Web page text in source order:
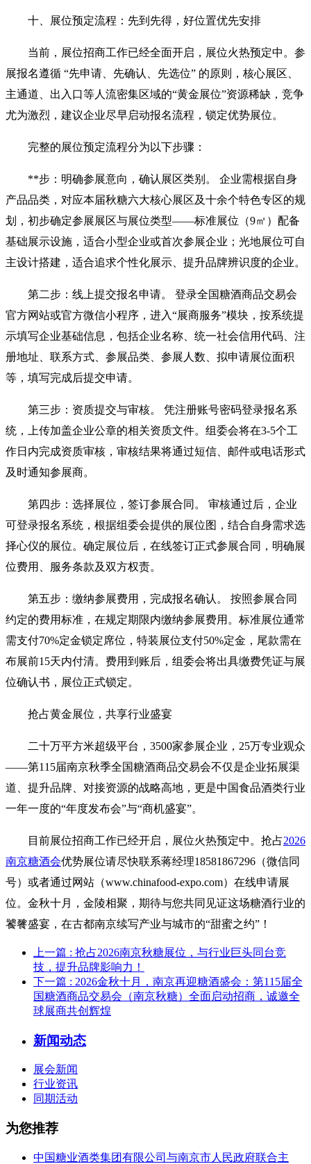
十、展位预定流程：先到先得，好位置优先安排
当前，展位招商工作已经全面开启，展位火热预定中。参
展报名遵循 “先申请、先确认、先选位” 的原则，核心展区、
主通道、出入口等人流密集区域的“黄金展位”资源稀缺，竞争
尤为激烈，建议企业尽早启动报名流程，锁定优势展位。
完整的展位预定流程分为以下步骤：
**步：明确参展意向，确认展区类别。 企业需根据自身
产品品类，对应本届秋糖六大核心展区及十余个特色专区的规
划，初步确定参展展区与展位类型——标准展位（9㎡）配备
基础展示设施，适合小型企业或首次参展企业；光地展位可自
主设计搭建，适合追求个性化展示、提升品牌辨识度的企业。
第二步：线上提交报名申请。 登录全国糖酒商品交易会
官方网站或官方微信小程序，进入“展商服务”模块，按系统提
示填写企业基础信息，包括企业名称、统一社会信用代码、注
册地址、联系方式、参展品类、参展人数、拟申请展位面积
等，填写完成后提交申请。
第三步：资质提交与审核。 凭注册账号密码登录报名系
统，上传加盖企业公章的相关资质文件。组委会将在3-5个工
作日内完成资质审核，审核结果将通过短信、邮件或电话形式
及时通知参展商。
第四步：选择展位，签订参展合同。 审核通过后，企业
可登录报名系统，根据组委会提供的展位图，结合自身需求选
择心仪的展位。确定展位后，在线签订正式参展合同，明确展
位费用、服务条款及双方权责。
第五步：缴纳参展费用，完成报名确认。 按照参展合同
约定的费用标准，在规定期限内缴纳参展费用。标准展位通常
需支付70%定金锁定席位，特装展位支付50%定金，尾款需在
布展前15天内付清。费用到账后，组委会将出具缴费凭证与展
位确认书，展位正式锁定。
抢占黄金展位，共享行业盛宴
二十万平方米超级平台，3500家参展企业，25万专业观众
——第115届南京秋季全国糖酒商品交易会不仅是企业拓展渠
道、提升品牌、对接资源的战略高地，更是中国食品酒类行业
一年一度的“年度发布会”与“商机盛宴”。
目前展位招商工作已经开启，展位火热预定中。抢占2026
南京糖酒会优势展位请尽快联系蒋经理18581867296（微信同
号）或者通过网站（www.chinafood-expo.com）在线申请展
位。金秋十月，金陵相聚，期待与您共同见证这场糖酒行业的
饕餮盛宴，在古都南京续写产业与城市的“甜蜜之约”！
上一篇 : 抢占2026南京秋糖展位，与行业巨头同台竞
技，提升品牌影响力！
下一篇 : 2026金秋十月，南京再迎糖酒盛会：第115届全
国糖酒商品交易会（南京秋糖）全面启动招商，诚邀全
球展商共创辉煌
新闻动态
展会新闻
行业资讯
同期活动
为您推荐
中国糖业酒类集团有限公司与南京市人民政府联合主